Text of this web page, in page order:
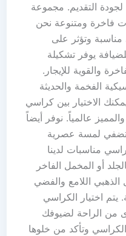
لجودة التقديم. مجموعة
فاخرة ومتنوعة نحن
وتؤثر على
يوفر تشكيلة
والقوية للإيجار.
الفخمة والحديثة
الاختيار بين كراسي
عالمياً. نوفر أيضاً
تضفي لمسة عصرية
مناسبات لدينا
أو المخمل الفاخر
الذهبي اللامع والفضي
يتم اختيار الكراسي
من الراحة لضيوفك
وتأكد من خلوها